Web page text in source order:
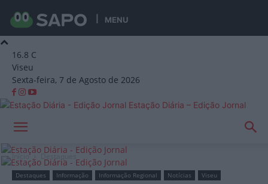
MENU
16.8 C
Viseu
Sexta-feira, 7 de Agosto de 2026
Estação Diária – Edição Jornal
Início Destaques
Destaques Informação Informação Regional Notícias Viseu